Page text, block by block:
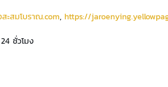
ะสมโบราณ.com, https://
ชั่วโมง